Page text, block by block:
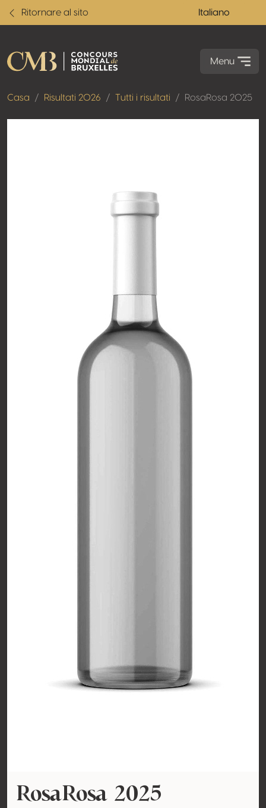
Ritornare al sito Italiano
Menu
Casa Risultati 2026 Tutti i risultati RosaRosa 2025
RosaRosa 2025